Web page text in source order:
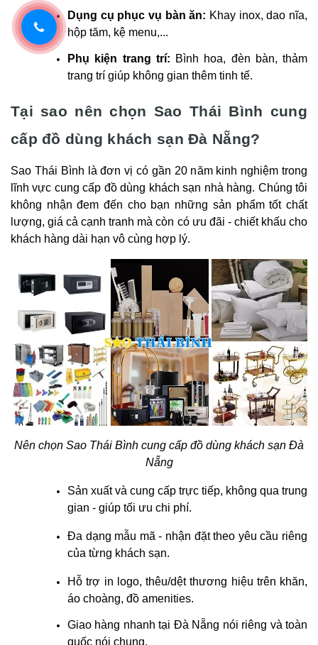
Dụng cụ phục vụ bàn ăn: Khay inox, dao nĩa,
hộp tăm, kệ menu,...
Phụ kiện trang trí: Bình hoa, đèn bàn, thảm
trang trí giúp không gian thêm tinh tế.
Tại sao nên chọn Sao Thái Bình cung
cấp đồ dùng khách sạn Đà Nẵng?
Sao Thái Bình là đơn vị có gần 20 năm kinh nghiệm trong
lĩnh vực cung cấp đồ dùng khách sạn nhà hàng. Chúng tôi
không nhận đem đến cho bạn những sản phẩm tốt chất
lượng, giá cả cạnh tranh mà còn có ưu đãi - chiết khấu cho
khách hàng dài hạn vô cùng hợp lý.
Nên chọn Sao Thái Bình cung cấp đồ dùng khách sạn Đà
Nẵng
Sản xuất và cung cấp trực tiếp, không qua trung
gian - giúp tối ưu chi phí.
Đa dạng mẫu mã - nhận đặt theo yêu cầu riêng
của từng khách sạn.
Hỗ trợ in logo, thêu/dệt thương hiệu trên khăn,
áo choàng, đồ amenities.
Giao hàng nhanh tại Đà Nẵng nói riêng và toàn
quốc nói chung.